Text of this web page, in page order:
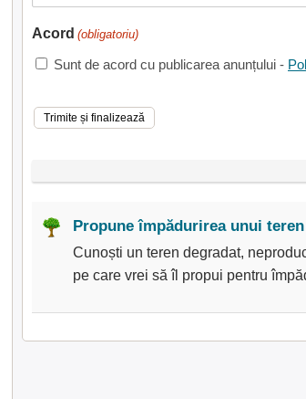
Acord (obligatoriu)
Sunt de acord cu publicarea anunțului -
Propune împădurirea unui
Cunoști un teren degradat,
pe care vrei să îl propui pentru